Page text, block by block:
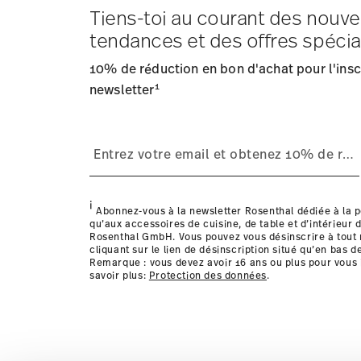
Frais d'expédition: Les frais de livraison pour la
Délai de livraison: 5-7 jours ouvrables pour les articles
: Nous livrons
Suivi: Vous recevrez un code de suivi par e-mail dès
Retours: Pour les retours, veuillez utiliser notre
les détails pour chaque pays de livraison ici
Tiens-toi au courant des
tendances et des offres
10% de réduction en bon d'achat pour
newsletter1
i Abonnez-vous à la newsletter Rosenthal dédiée à la
qu’aux accessoires de cuisine, de table et d’intérieur
Rosenthal GmbH. Vous pouvez vous désinscrire à tout
cliquant sur le lien de désinscription situé qu’en bas
Remarque : vous devez avoir 16 ans ou plus pour
savoir plus: Protection des données.